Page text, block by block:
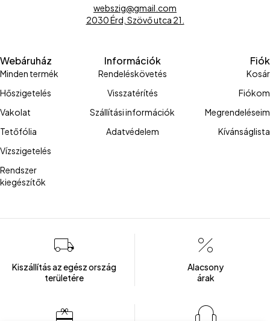
webszig@gmail.com
2030 Érd, Szövő utca 21.
Webáruház
Minden termék
Hőszigetelés
Vakolat
Tetőfólia
Vízszigetelés
Rendszer
kiegészítők
Információk
Rendeléskövetés
Visszatérítés
Szállítási információk
Adatvédelem
Fiók
Kosár
Fiókom
Megrendeléseim
Kívánságlista
Kiszállítás az egész ország
területére
Alacsony
árak